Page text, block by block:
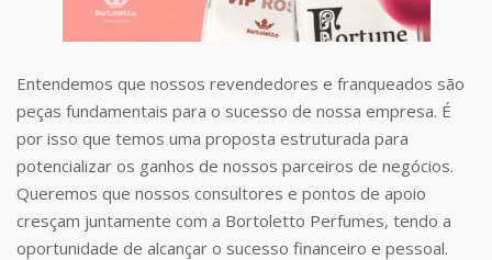
Entendemos que nossos revendedores e franqueados são
peças fundamentais para o sucesso de nossa empresa. É
por isso que temos uma proposta estruturada para
potencializar os ganhos de nossos parceiros de negócios.
Queremos que nossos consultores e pontos de apoio
cresçam juntamente com a Bortoletto Perfumes, tendo a
oportunidade de alcançar o sucesso financeiro e pessoal.